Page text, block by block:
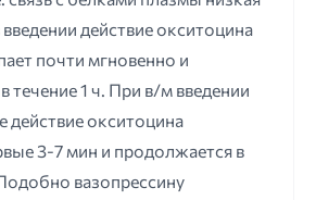
действие окситоцина
почти мгновенно и
течение 1 ч. При в/м введении
действие окситоцина
3-7 мин и продолжается в
вазопрессину